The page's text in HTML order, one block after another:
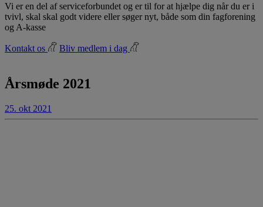
Vi er en del af serviceforbundet og er til for at hjælpe dig når du er i
tvivl, skal skal godt videre eller søger nyt, både som din fagforening
og A-kasse
Kontakt os Bliv medlem i dag
Årsmøde 2021
25. okt 2021